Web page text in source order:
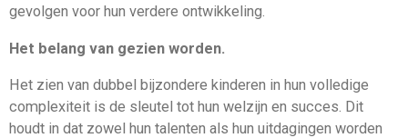
gevolgen voor hun verdere ontwikkeling.
Het belang van gezien worden.
Het zien van dubbel bijzondere kinderen in hun volledige
complexiteit is de sleutel tot hun welzijn en succes. Dit
houdt in dat zowel hun talenten als hun uitdagingen worden